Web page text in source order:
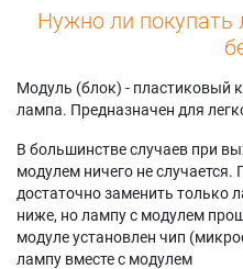
T5055W
Samsung
HLS4265WX/XAC
Samsung
HLS4266W
Samsung
HLS4266WX/XAA
Samsung
HLS4666W
Samsung
Samsung
Samsung
Samsung
Samsung
Нужно ли
Модуль (блок) - пластиковый
лампа. Предназначен для
В большинстве случаев при
модулем ничего не
достаточно заменить только
ниже, но лампу с модулем
модуле установлен чип
лампу вместе с модулем